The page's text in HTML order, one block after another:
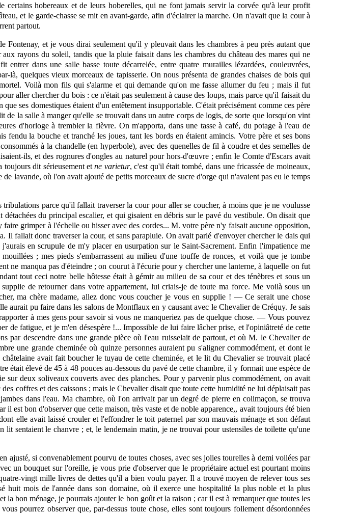
hobereaux et de leurs hoberelles, qui ne font jamais servir la corvée qu'à leur profit
et le garde-chasse se mit en avant-garde, afin d'éclairer la marche. On n'avait que la cour à
partout.
Fontenay, et je vous dirai seulement qu'il y pleuvait dans les chambres à peu près autant que
rayons du soleil, tandis que la pluie faisait dans les chambres du château des mares qui ne
dans une salle basse toute décarrelée, entre quatre murailles lézardées, couleuvrées,
là, quelques vieux morceaux de tapisserie. On nous présenta de grandes chaises de bois qui
Voilà mon fils qui s'alarme et qui demande qu'on me fasse allumer du feu ; mais il fut
aller chercher du bois : ce n'était pas seulement à cause des loups, mais parce qu'il faisait du
ses domestiques étaient d'un entêtement insupportable. C'était précisément comme ces père
la salle à manger qu'elle se trouvait dans un autre corps de logis, de sorte que lorsqu'on vint
d'horloge à trembler la fièvre. On m'apporta, dans une tasse à café, du potage à l'eau de
la bouche et tranché les joues, tant les bords en étaient amincis. Votre père et ses bons
à la chandelle (en hyperbole), avec des quenelles de fil à coudre et des semelles de
ils, et des rognures d'ongles au naturel pour hors-d'œuvre ; enfin le Comte d'Escars avait
toujours dit sérieusement etne varietur, c'est qu'il était tombé, dans une fricassée de moineaux,
lavande, où l'on avait ajouté de petits morceaux de sucre d'orge qui n'avaient pas eu le temps
parce qu'il fallait traverser la cour pour aller se coucher, à moins que je ne voulusse
du principal escalier, et qui gisaient en débris sur le pavé du vestibule. On disait que
grimper à l'échelle ou hisser avec des cordes... M. votre père n'y faisait aucune opposition,
Il fallait donc traverser la cour, et sans parapluie. On avait parlé d'envoyer chercher le dais qui
en scrupule de m'y placer en usurpation sur le Saint-Sacrement. Enfin l'impatience me
; mes pieds s'embarrassent au milieu d'une touffe de ronces, et voilà que je tombe
ne manqua pas d'éteindre ; on courut à l'écurie pour y chercher une lanterne, à laquelle on fut
tout ceci notre belle hôtesse était à gémir au milieu de sa cour et des ténèbres et sous un
de retourner dans votre appartement, lui criais-je de toute ma force. Me voilà sous un
ma chère madame, allez donc vous coucher je vous en supplie ! — Ce serait une chose
aurait pu faire dans les salons de Montflaux en y causant avec le Chevalier de Créquy. Je sais
à mes gens pour savoir si vous ne manqueriez pas de quelque chose. — Vous pouvez
de fatigue, et je m'en désespère !... Impossible de lui faire lâcher prise, et l'opiniâtreté de cette
par descendre dans une grandepièce où l'eau ruisselait de partout, et où M. le Chevalier de
une grande cheminée où quinze personnes auraient pu s'aligner commodément, et dont le
avait fait boucher le tuyau de cette cheminée, et le lit du Chevalier se trouvait placé
élevé de 45 à 48 pouces au-dessous du pavé de cette chambre, il y formait une espèce de
deux soliveaux couverts avec des planches. Pour y parvenir plus commodément, on avait
coffres et des caissons ; mais le Chevalier disait que toute cette humidité ne lui déplaisait pas
dans l'eau. Ma chambre, où l'on arrivait par un degré de pierre en colimaçon, se trouva
est bon d'observer que cette maison, très vaste et de noble apparence,, avait toujours été bien
elle avait laissé crouler et l'effondrer le toit paternel par son mauvais ménage et son défaut
litsentaient le chanvre ; et, le lendemain matin, je ne trouvai pour ustensiles de toilette qu'une
ajusté, si convenablement pourvu de toutes choses, avec ses jolies tourelles à demi voilées par
un bouquet sur l'oreille, je vous prie d'observer que le propriétaire actuel est pourtant moins
vingt mille livres de dettes qu'il a bien voulu payer. Il a trouvé moyen de relever tous ses
huit mois de l'année dans son domaine, où il exerce une hospitalité la plus noble et la plus
bon ménage, je pourrais ajouter le bon goût et la raison ; car il est à remarquer que toutes les
pourrez observer que, par-dessus toute chose, elles sont toujours follement désordonnées